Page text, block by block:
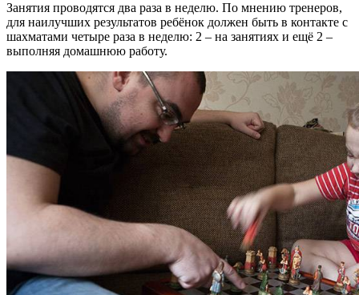
Занятия проводятся два раза в неделю. По мнению тренеров,
для наилучших результатов ребёнок должен быть в контакте с
шахматами четыре раза в неделю: 2 – на занятиях и ещё 2 –
выполняя домашнюю работу.